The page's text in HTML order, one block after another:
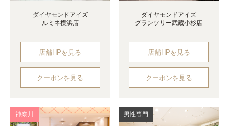
ダイヤモンドアイズ
ルミネ横浜店
店舗HPを見る
クーポンを見る
ダイヤモンドアイズ
グランツリー武蔵小杉店
店舗HPを見る
クーポンを見る
神奈川 男性専門